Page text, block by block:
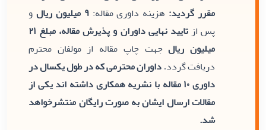
مقرر گردید: هزینه داوری مقاله:۹ میلیون ریال
و
پس از
تایید نهایی داوران و پذیرش مقاله، مبلغ ۲۱
میلیون ریالجهت چاپ مقاله از مولفان محترم
دریافت گردد. داوران محترمی که در طول یکسال در
داوری ۱۰ مقاله با نشریه همکاری داشته اند یکی از
مقالات ارسال ایشان به صورت رایگان منتشرخواهد
شد.